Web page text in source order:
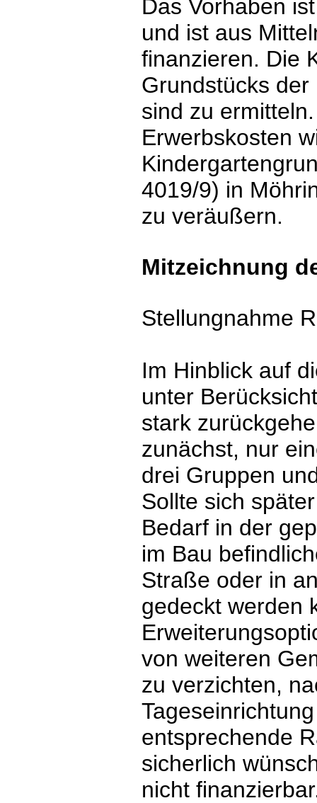
Das Vorhaben
und ist aus
finanzieren. Die
Grundstücks
sind zu
Erwerbskosten
4019/9) in
zu veräußern.
Mitzeichnung
Stellungnahme
Im Hinblick auf
unter
stark
zunächst, nur
drei Gruppen
Sollte sich
Bedarf in der
im Bau
Straße oder in
gedeckt werden
von weiteren
zu verzichten,
entsprechende
sicherlich
nicht